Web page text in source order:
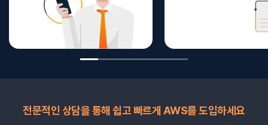
전문적인 상담을 통해 쉽고 빠르게 AWS를 도입하세요